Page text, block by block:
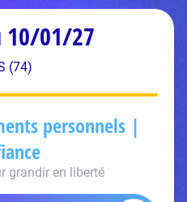
10/01/27
(74)
personnels |
grandir en liberté